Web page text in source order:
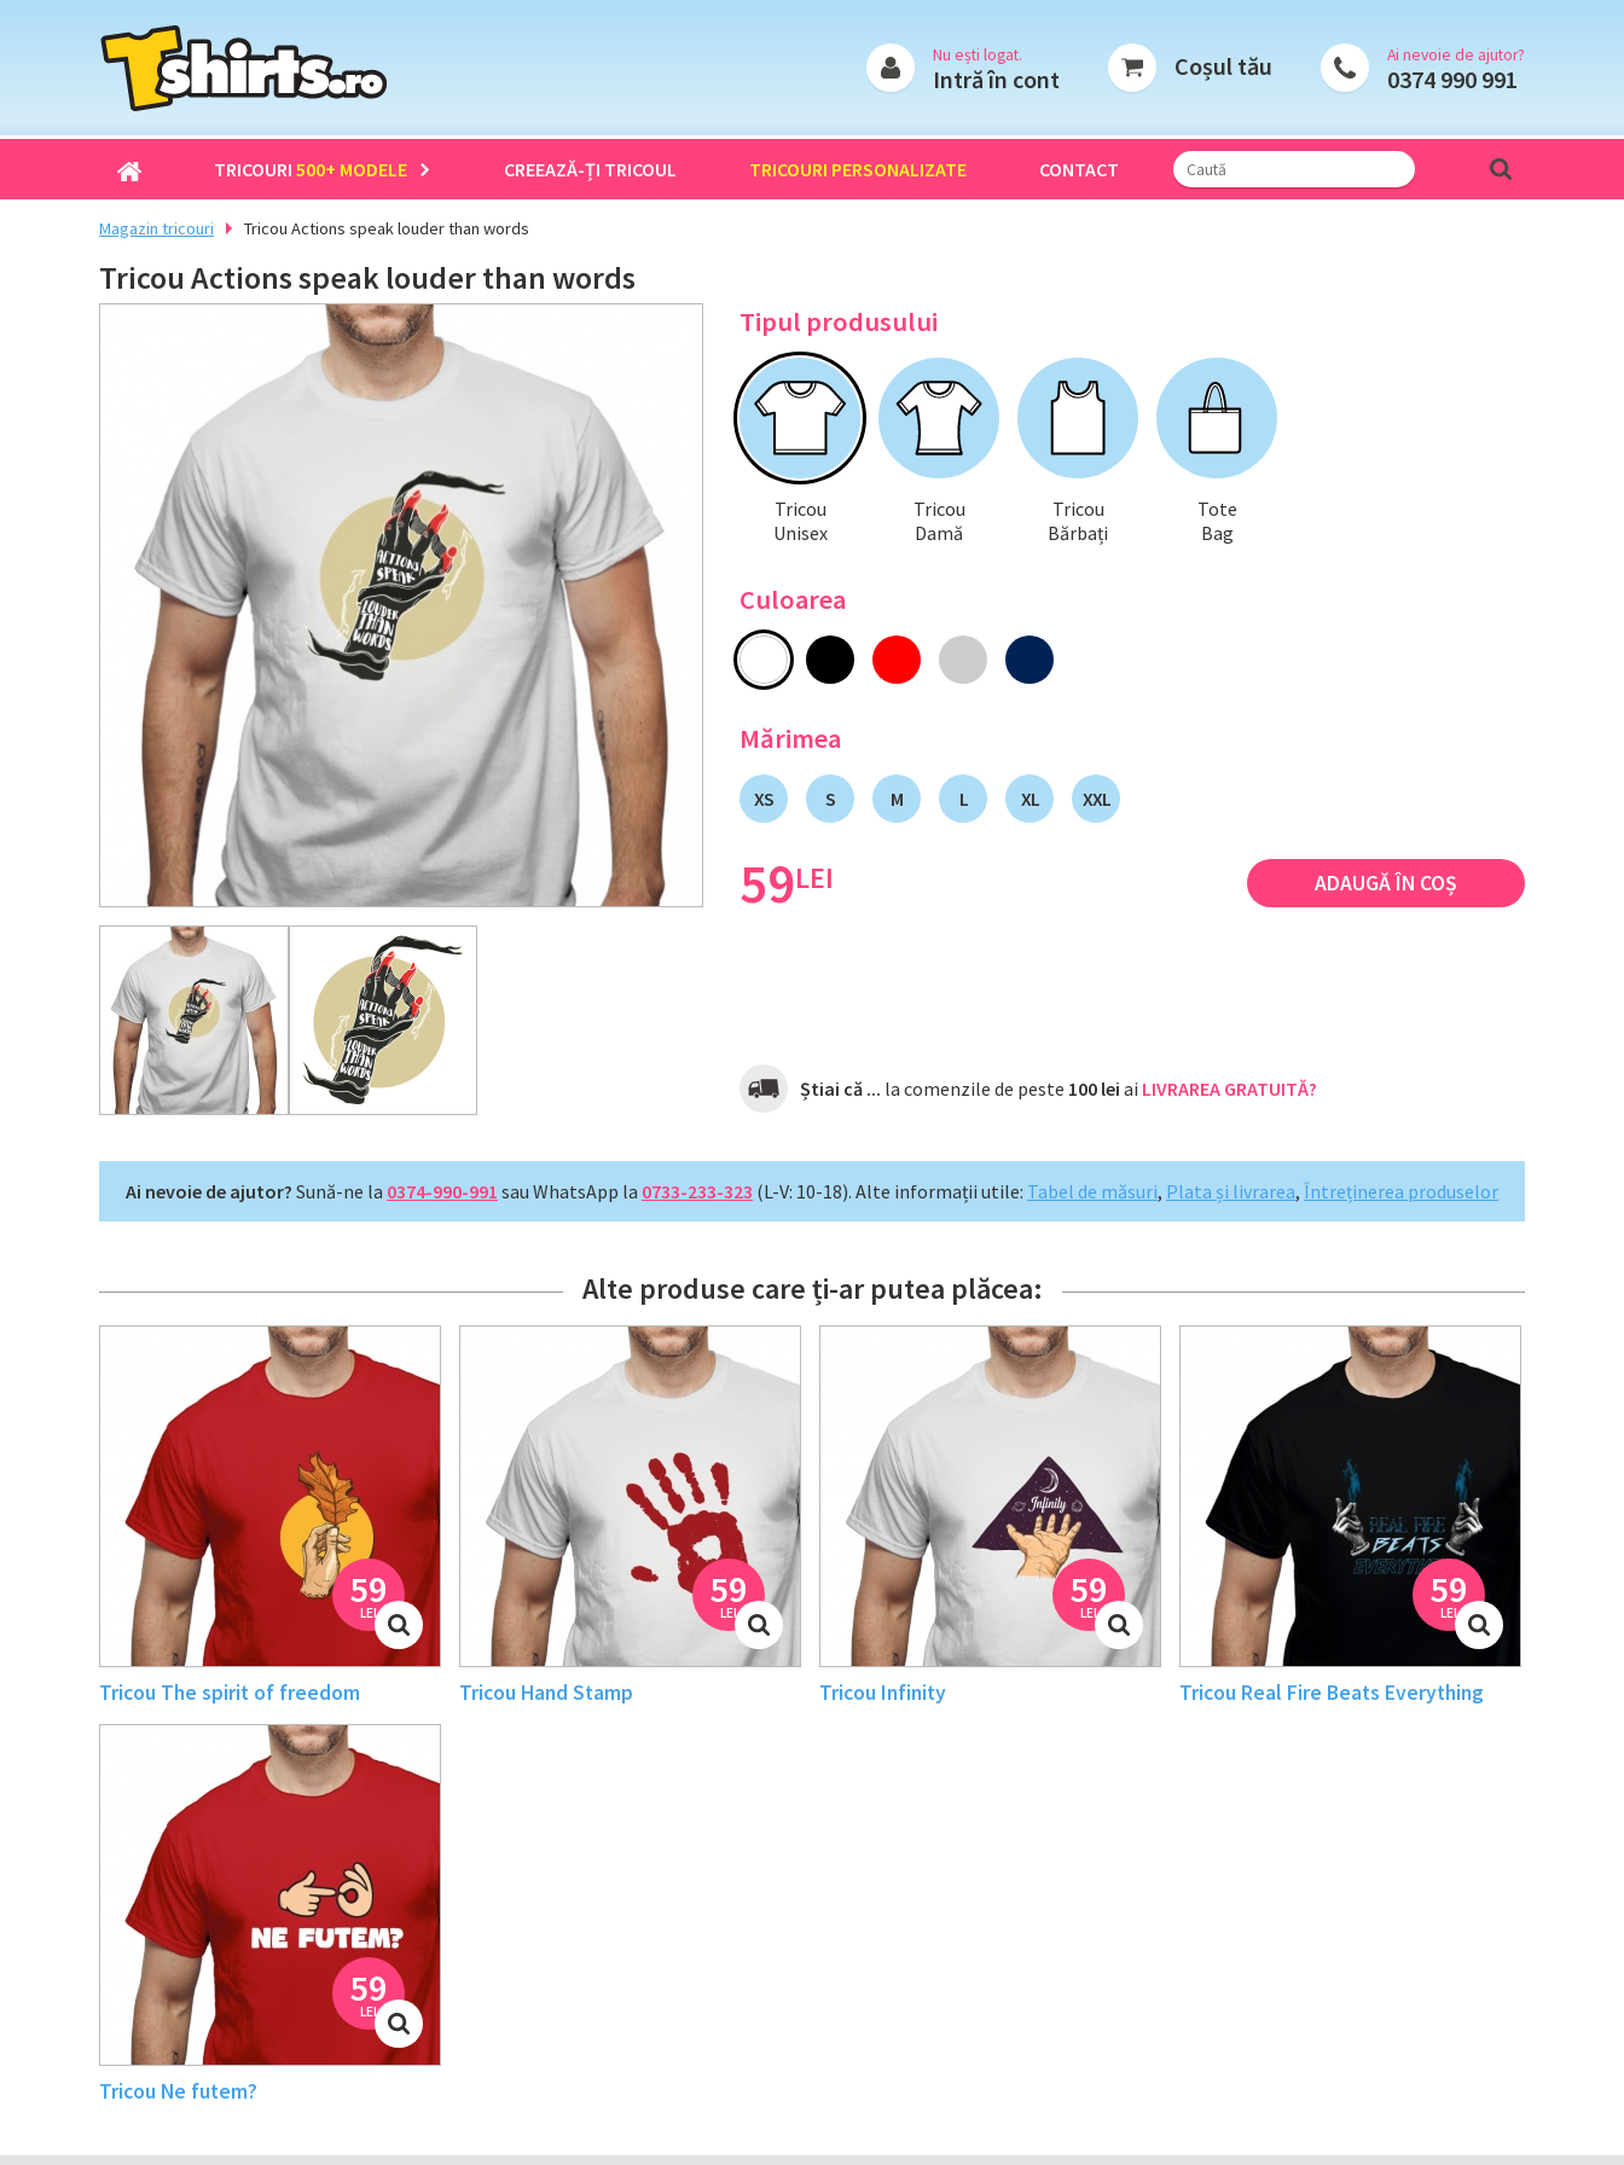
Nu ești logat.
Intră în cont Coșul tău Ai nevoie de ajutor?
0374 990 991
TRICOURI 500+ MODELE CREEAZĂ-ȚI TRICOUL TRICOURI PERSONALIZATE CONTACT
Magazin tricouri Tricou Actions speak louder than words
Tricou Actions speak louder than words
Tipul produsului
Tricou
Unisex
Tricou
Damă
Tricou
Bărbați
Tote
Bag
Culoarea
Mărimea
XS S M L XL XXL
59LEI ADAUGĂ ÎN COȘ
Știai că ... la comenzile de peste 100 lei ai LIVRAREA GRATUITĂ?
Ai nevoie de ajutor? Sună-ne la 0374-990-991 sau WhatsApp la 0733-233-323 (L-V: 10-18). Alte informații utile: Tabel de măsuri, Plata și livrarea, Întreținerea produselor
Alte produse care ți-ar putea plăcea:
Tricou The spirit of freedom
59
LEI
Tricou Hand Stamp
59
LEI
Tricou Infinity
59
LEI
Tricou Real Fire Beats Everything
59
LEI
Tricou Ne futem?
59
LEI